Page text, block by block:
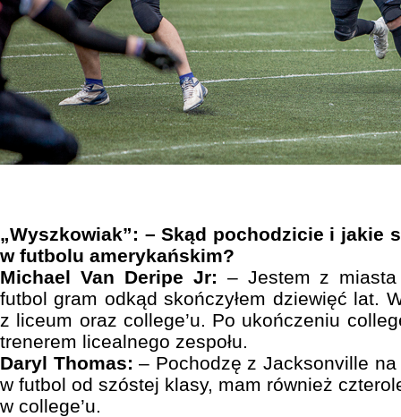
„Wyszkowiak”: – Skąd pochodzicie i jakie
w futbolu amerykańskim?
Michael Van Deripe Jr: – Jestem z
futbol gram odkąd skończyłem dziewięć lat.
z liceum oraz college’u. Po ukończeniu
trenerem licealnego zespołu.
Daryl Thomas:– Pochodzę z Jacksonville
w futbol od szóstej klasy, mam również
w college’u.